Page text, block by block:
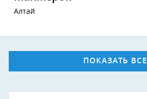
Алтай
ПОКАЗАТЬ ВСЕ